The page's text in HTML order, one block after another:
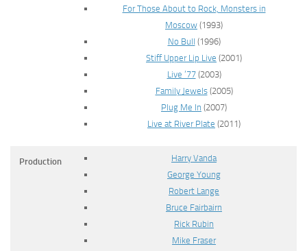
For Those About to Rock, Monsters in
Moscow (1993)
No Bull (1996)
Stiff Upper Lip Live (2001)
Live ’77(2003)
Family Jewels(2005)
Plug Me In (2007)
Live at River Plate (2011)
Production
Harry Vanda
George Young
Robert Lange
Bruce Fairbairn
Rick Rubin
Mike Fraser